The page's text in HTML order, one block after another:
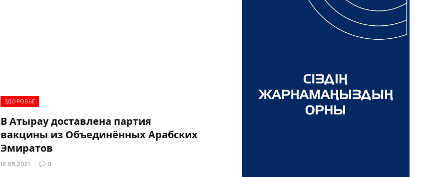
ЗДОРОВЬЕ
В Атырау доставлена партия
вакцины из Объединённых Арабских
Эмиратов
12.05.2021 0